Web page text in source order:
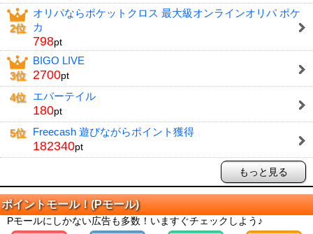
2位
オリパならポケットクロス 最大級オンラインオリパ ポケ
カ
798pt
3位
BIGO LIVE
2700pt
4位 エバーテイル
180pt
5位 Freecash 遊びながらポイント獲得
182340pt
もっと見る
ポイントモール！(Pモール)
Pモールにしかない広告も多数！いますぐチェックしよう♪